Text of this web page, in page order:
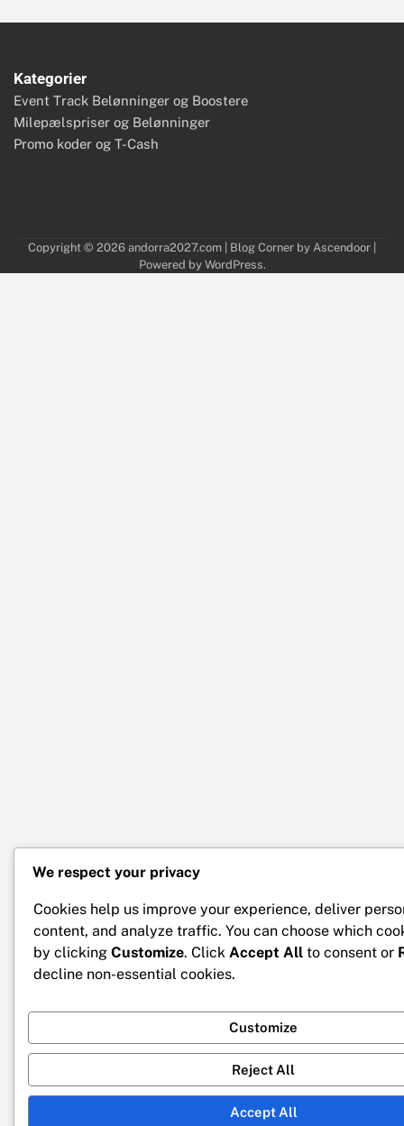
Kategorier
Event Track Belønninger og Boostere
Milepælspriser og Belønninger
Promo koder og T-Cash
Copyright © 2026 andorra2027.com | Blog Corner by Ascendoor
Powered by WordPress.
We respect your privacy
Cookies help us improve your experience, deliver
content, and analyze traffic. You can choose which
by clicking Customize. Click Accept All to consent or
decline non-essential cookies.
Customize
Reject All
Accept All